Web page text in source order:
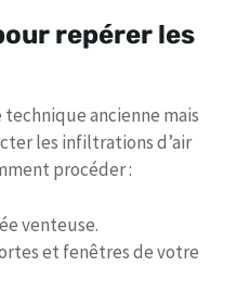
repérer les
ancienne mais
les infiltrations d’air
procéder :
venteuse.
et fenêtres de votre